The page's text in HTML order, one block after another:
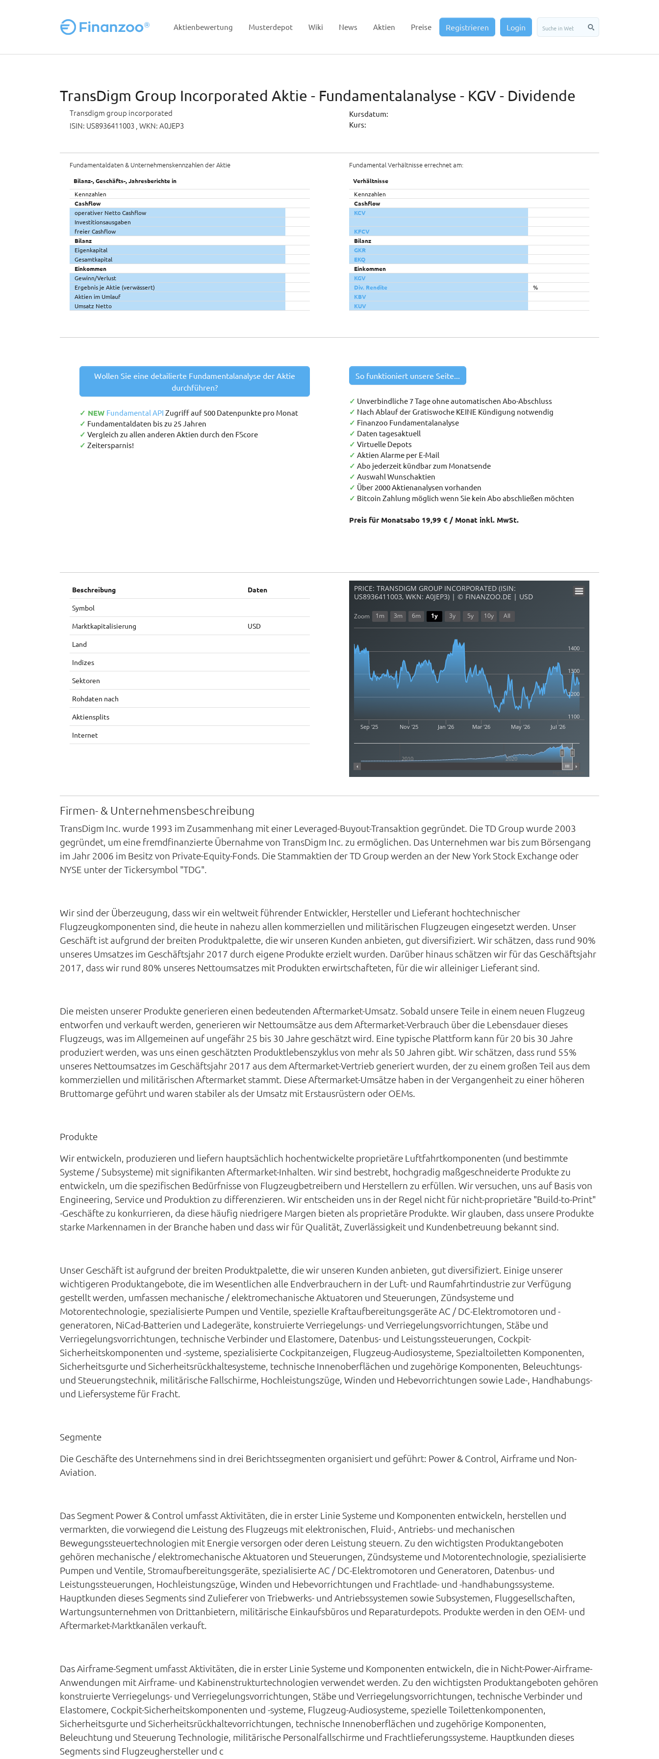
Aktienbewertung Musterdepot Wiki News Aktien Preise Registrieren Login
TransDigm Group Incorporated Aktie - Fundamentalanalyse - KGV - Dividende
Transdigm group incorporated
ISIN: US8936411003 , WKN: A0JEP3
Kursdatum:
Kurs:
Fundamentaldaten & Unternehmenskennzahlen der Aktie
Bilanz-, Geschäfts-, Jahresberichte in
Kennzahlen
Cashflow
operativer Netto Cashflow
Investitionsausgaben
freier Cashflow
Bilanz
Eigenkapital
Gesamtkapital
Einkommen
Gewinn/Verlust
Ergebnis je Aktie (verwässert)
Aktien im Umlauf
Umsatz Netto
Fundamental Verhältnisse errechnet am:
Verhältnisse
Kennzahlen
Cashflow
KCV
KFCV
Bilanz
GKR
EKQ
Einkommen
KGV
Div. Rendite
%
KBV
KUV
Wollen Sie eine detailierte Fundamentalanalyse der Aktie
durchführen?
✓ NEW Fundamental API Zugriff auf 500 Datenpunkte pro Monat
✓ Fundamentaldaten bis zu 25 Jahren
✓ Vergleich zu allen anderen Aktien durch den FScore
✓ Zeitersparnis!
So funktioniert unsere Seite...
✓ Unverbindliche 7 Tage ohne automatischen Abo-Abschluss
✓ Nach Ablauf der Gratiswoche KEINE Kündigung notwendig
✓ Finanzoo Fundamentalanalyse
✓ Daten tagesaktuell
✓ Virtuelle Depots
✓ Aktien Alarme per E-Mail
✓ Abo jederzeit kündbar zum Monatsende
✓ Auswahl Wunschaktien
✓ Über 2000 Aktienanalysen vorhanden
✓ Bitcoin Zahlung möglich wenn Sie kein Abo abschließen möchten
Preis für Monatsabo 19,99 € / Monat inkl. MwSt.
Beschreibung Daten
Symbol
Marktkapitalisierung USD
Land
Indizes
Sektoren
Rohdaten nach
Aktiensplits
Internet
PRICE: TRANSDIGM GROUP INCORPORATED (ISIN:
US8936411003, WKN: A0JEP3) | © FINANZOO.DE | USD
Sep '25 Nov '25 Jan '26 Mar '26 May '26 Jul '26
2010 2020
1100
1200
1300
1400
Zoom 1m 3m 6m 1y 3y 5y 10y All
Firmen- & Unternehmensbeschreibung
TransDigm Inc. wurde 1993 im Zusammenhang mit einer Leveraged-Buyout-Transaktion gegründet. Die TD Group wurde 2003
gegründet, um eine fremdfinanzierte Übernahme von TransDigm Inc. zu ermöglichen. Das Unternehmen war bis zum Börsengang
im Jahr 2006 im Besitz von Private-Equity-Fonds. Die Stammaktien der TD Group werden an der New York Stock Exchange oder
NYSE unter der Tickersymbol "TDG".
Wir sind der Überzeugung, dass wir ein weltweit führender Entwickler, Hersteller und Lieferant hochtechnischer
Flugzeugkomponenten sind, die heute in nahezu allen kommerziellen und militärischen Flugzeugen eingesetzt werden. Unser
Geschäft ist aufgrund der breiten Produktpalette, die wir unseren Kunden anbieten, gut diversifiziert. Wir schätzen, dass rund 90%
unseres Umsatzes im Geschäftsjahr 2017 durch eigene Produkte erzielt wurden. Darüber hinaus schätzen wir für das Geschäftsjahr
2017, dass wir rund 80% unseres Nettoumsatzes mit Produkten erwirtschafteten, für die wir alleiniger Lieferant sind.
Die meisten unserer Produkte generieren einen bedeutenden Aftermarket-Umsatz. Sobald unsere Teile in einem neuen Flugzeug
entworfen und verkauft werden, generieren wir Nettoumsätze aus dem Aftermarket-Verbrauch über die Lebensdauer dieses
Flugzeugs, was im Allgemeinen auf ungefähr 25 bis 30 Jahre geschätzt wird. Eine typische Plattform kann für 20 bis 30 Jahre
produziert werden, was uns einen geschätzten Produktlebenszyklus von mehr als 50 Jahren gibt. Wir schätzen, dass rund 55%
unseres Nettoumsatzes im Geschäftsjahr 2017 aus dem Aftermarket-Vertrieb generiert wurden, der zu einem großen Teil aus dem
kommerziellen und militärischen Aftermarket stammt. Diese Aftermarket-Umsätze haben in der Vergangenheit zu einer höheren
Bruttomarge geführt und waren stabiler als der Umsatz mit Erstausrüstern oder OEMs.
Produkte
Wir entwickeln, produzieren und liefern hauptsächlich hochentwickelte proprietäre Luftfahrtkomponenten (und bestimmte
Systeme / Subsysteme) mit signifikanten Aftermarket-Inhalten. Wir sind bestrebt, hochgradig maßgeschneiderte Produkte zu
entwickeln, um die spezifischen Bedürfnisse von Flugzeugbetreibern und Herstellern zu erfüllen. Wir versuchen, uns auf Basis von
Engineering, Service und Produktion zu differenzieren. Wir entscheiden uns in der Regel nicht für nicht-proprietäre "Build-to-Print"
-Geschäfte zu konkurrieren, da diese häufig niedrigere Margen bieten als proprietäre Produkte. Wir glauben, dass unsere Produkte
starke Markennamen in der Branche haben und dass wir für Qualität, Zuverlässigkeit und Kundenbetreuung bekannt sind.
Unser Geschäft ist aufgrund der breiten Produktpalette, die wir unseren Kunden anbieten, gut diversifiziert. Einige unserer
wichtigeren Produktangebote, die im Wesentlichen alle Endverbrauchern in der Luft- und Raumfahrtindustrie zur Verfügung
gestellt werden, umfassen mechanische / elektromechanische Aktuatoren und Steuerungen, Zündsysteme und
Motorentechnologie, spezialisierte Pumpen und Ventile, spezielle Kraftaufbereitungsgeräte AC / DC-Elektromotoren und -
generatoren, NiCad-Batterien und Ladegeräte, konstruierte Verriegelungs- und Verriegelungsvorrichtungen, Stäbe und
Verriegelungsvorrichtungen, technische Verbinder und Elastomere, Datenbus- und Leistungssteuerungen, Cockpit-
Sicherheitskomponenten und -systeme, spezialisierte Cockpitanzeigen, Flugzeug-Audiosysteme, Spezialtoiletten Komponenten,
Sicherheitsgurte und Sicherheitsrückhaltesysteme, technische Innenoberflächen und zugehörige Komponenten, Beleuchtungs-
und Steuerungstechnik, militärische Fallschirme, Hochleistungszüge, Winden und Hebevorrichtungen sowie Lade-, Handhabungs-
und Liefersysteme für Fracht.
Segmente
Die Geschäfte des Unternehmens sind in drei Berichtssegmenten organisiert und geführt: Power & Control, Airframe und Non-
Aviation.
Das Segment Power & Control umfasst Aktivitäten, die in erster Linie Systeme und Komponenten entwickeln, herstellen und
vermarkten, die vorwiegend die Leistung des Flugzeugs mit elektronischen, Fluid-, Antriebs- und mechanischen
Bewegungssteuertechnologien mit Energie versorgen oder deren Leistung steuern. Zu den wichtigsten Produktangeboten
gehören mechanische / elektromechanische Aktuatoren und Steuerungen, Zündsysteme und Motorentechnologie, spezialisierte
Pumpen und Ventile, Stromaufbereitungsgeräte, spezialisierte AC / DC-Elektromotoren und Generatoren, Datenbus- und
Leistungssteuerungen, Hochleistungszüge, Winden und Hebevorrichtungen und Frachtlade- und -handhabungssysteme.
Hauptkunden dieses Segments sind Zulieferer von Triebwerks- und Antriebssystemen sowie Subsystemen, Fluggesellschaften,
Wartungsunternehmen von Drittanbietern, militärische Einkaufsbüros und Reparaturdepots. Produkte werden in den OEM- und
Aftermarket-Marktkanälen verkauft.
Das Airframe-Segment umfasst Aktivitäten, die in erster Linie Systeme und Komponenten entwickeln, die in Nicht-Power-Airframe-
Anwendungen mit Airframe- und Kabinenstrukturtechnologien verwendet werden. Zu den wichtigsten Produktangeboten gehören
konstruierte Verriegelungs- und Verriegelungsvorrichtungen, Stäbe und Verriegelungsvorrichtungen, technische Verbinder und
Elastomere, Cockpit-Sicherheitskomponenten und -systeme, Flugzeug-Audiosysteme, spezielle Toilettenkomponenten,
Sicherheitsgurte und Sicherheitsrückhaltevorrichtungen, technische Innenoberflächen und zugehörige Komponenten,
Beleuchtung und Steuerung Technologie, militärische Personalfallschirme und Frachtlieferungssysteme. Hauptkunden dieses
Segments sind Flugzeughersteller und c